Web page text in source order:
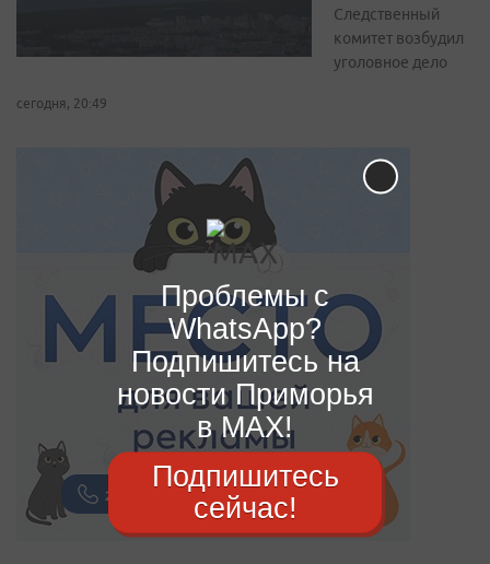
Следственный
комитет возбудил
уголовное дело
сегодня, 20:49
Проблемы с
WhatsApp?
Подпишитесь на
новости Приморья
в MAX!
Подпишитесь
сейчас!